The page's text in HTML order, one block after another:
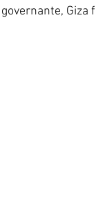
Giza